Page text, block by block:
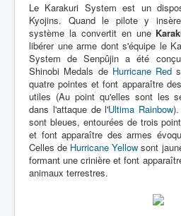
Le Karakuri System est un
Kyojins. Quand le pilote y
système la convertit en une
libérer une arme dont s'équipe le
System de Senpûjin a été
Shinobi Medals de Hurricane Red
quatre pointes et font apparaître
utiles (Au point qu'elles sont les
dans l'attaque de l'Ultima Rainbow
sont bleues, entourées de trois
et font apparaître des armes
Celles de Hurricane Yellow sont
formant une crinière et font
animaux terrestres.